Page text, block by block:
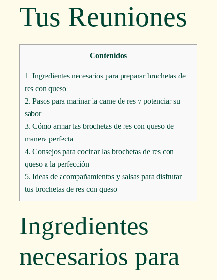
Tus Reuniones
Contenidos
1. Ingredientes necesarios para preparar brochetas de
res con queso
2. Pasos para marinar la carne de res y potenciar su
sabor
3. Cómo armar las brochetas de res con queso de
manera perfecta
4. Consejos para cocinar las brochetas de res con
queso a la perfección
5. Ideas de acompañamientos y salsas para disfrutar
tus brochetas de res con queso
Ingredientes
necesarios para